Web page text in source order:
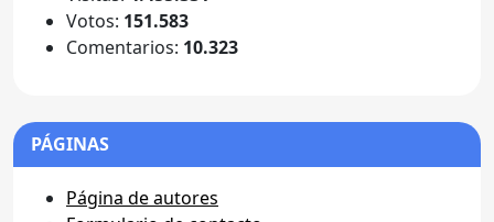
Votos: 151.583
Comentarios: 10.323
PÁGINAS
Página de autores